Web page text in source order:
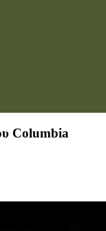
Columbia